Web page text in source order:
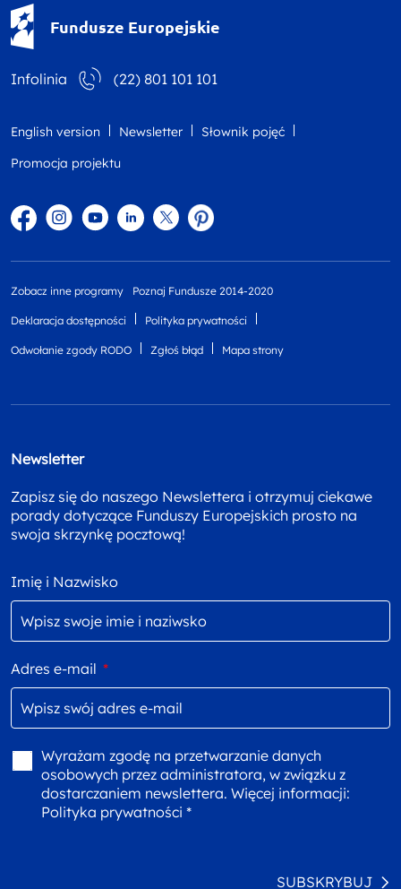
Fundusze Europejskie
Infolinia (22) 801 101 101
English version Newsletter
Słownik pojęć
Promocja projektu
FacebookInstagram
YouTubeLinkedintwitterPinterest
Zobacz inne programy Poznaj Fundusze 2014-2020
Deklaracja dostępności Polityka prywatności
Odwołanie zgody RODO Zgłoś błąd Mapa strony
Newsletter
Zapisz się do naszego Newslettera i otrzymuj ciekawe
porady dotyczące Funduszy Europejskich prosto na
swoja skrzynkę pocztową!
Imię i Nazwisko
Adres e-mail *
Wyrażam zgodę na przetwarzanie danych
osobowych przez administratora, w związku z
dostarczaniem newslettera. Więcej informacji:
Polityka prywatności *
SUBSKRYBUJ